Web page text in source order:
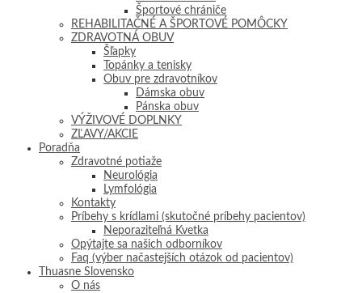
Športové chrániče
REHABILITAČNÉ A ŠPORTOVÉ POMÔCKY
ZDRAVOTNÁ OBUV
Šľapky
Topánky a tenisky
Obuv pre zdravotníkov
Dámska obuv
Pánska obuv
VÝŽIVOVÉ DOPLNKY
ZĽAVY/AKCIE
Poradňa
Zdravotné potiaže
Neurológia
Lymfológia
Kontakty
Príbehy s krídlami (skutočné príbehy pacientov)
Neporaziteľná Kvetka
Opýtajte sa našich odborníkov
Faq (výber načastejších otázok od pacientov)
Thuasne Slovensko
O nás